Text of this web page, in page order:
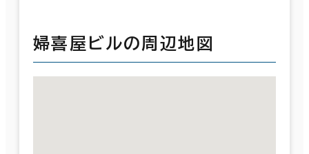
婦喜屋ビルの周辺地図